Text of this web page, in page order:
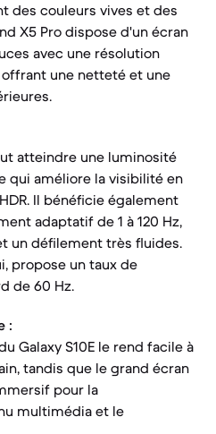
des couleurs vives et des
X5 Pro dispose d'un écran
avec une résolution
offrant une netteté et une
atteindre une luminosité
qui améliore la visibilité en
Il bénéficie également
adaptatif de 1 à 120 Hz,
un défilement très fluides.
propose un taux de
de 60 Hz.
:
Galaxy S10E le rend facile à
tandis que le grand écran
pour la
multimédia et le